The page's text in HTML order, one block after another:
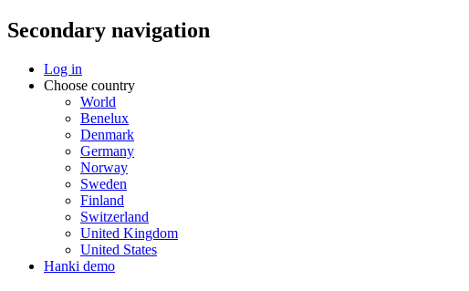
Secondary navigation
Log in
Choose country
World
Benelux
Denmark
Germany
Norway
Sweden
Finland
Switzerland
United Kingdom
United States
Hanki demo